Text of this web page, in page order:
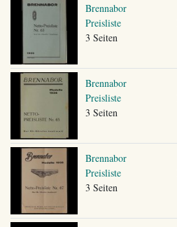
Brennabor
Preisliste
3 Seiten
Brennabor
Preisliste
3 Seiten
Brennabor
Preisliste
3 Seiten